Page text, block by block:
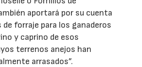
aportará por su cuenta
de forraje para los ganaderos
y caprino de esos
terrenos anejos han
arrasados”.